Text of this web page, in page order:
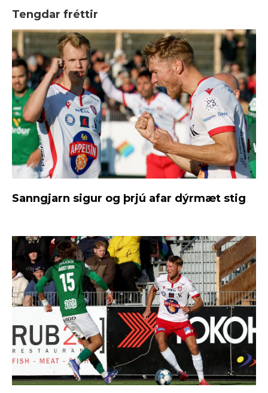
Tengdar fréttir
Sanngjarn sigur og þrjú afar dýrmæt stig